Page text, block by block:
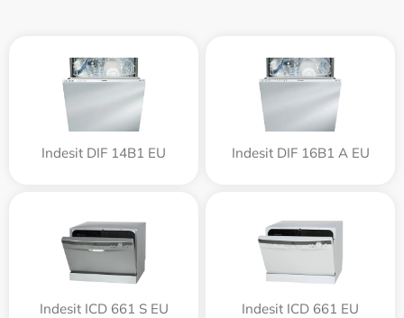
Indesit DIF 14B1 EU Indesit DIF 16B1 A EU
Indesit ICD 661 S EU Indesit ICD 661 EU